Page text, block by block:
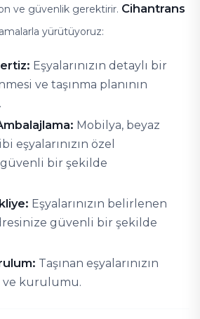
ve güvenlik gerektirir. Cihantrans
yürütüyoruz:
Eşyalarınızın detaylı bir
ve taşınma planının
Mobilya, beyaz
eşyalarınızın özel
bir şekilde
Eşyalarınızın belirlenen
güvenli bir şekilde
Taşınan eşyalarınızın
kurulumu.